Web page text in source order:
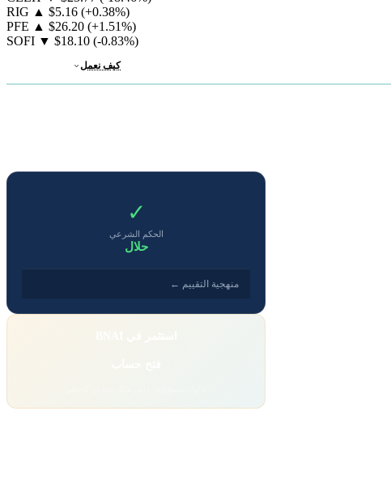
RIG ▲ $5.16 (+0.38%)
PFE ▲ $26.20 (+1.51%)
SOFI ▼ $18.10 (-0.83%)
كيف نعمل
✓
الحكم الشرعي
حلال
منهجية التقييم ←